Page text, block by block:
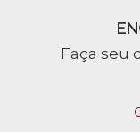
Faça seu